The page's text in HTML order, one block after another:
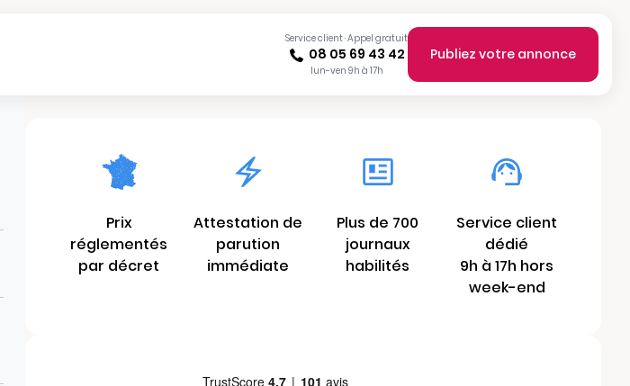
Service client · Appel gratuit
08 05 69 43 42
lun-ven 9h à 17h
Publiez votre annonce
Prix
réglementés
par décret
Attestation de
parution
immédiate
Plus de 700
journaux
habilités
Service client
dédié
9h à 17h hors
week-end